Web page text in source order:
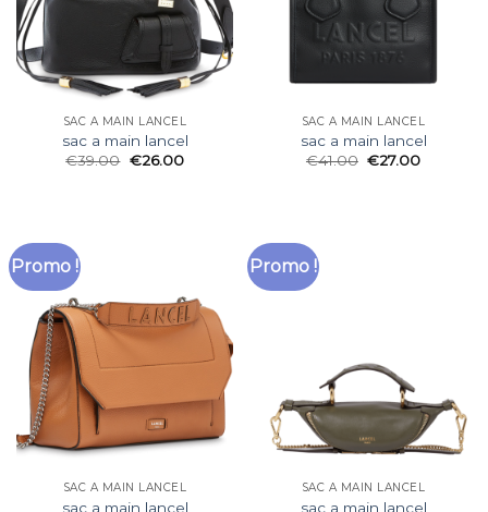
SAC A MAIN LANCEL
sac a main lancel
€39.00 €26.00
SAC A MAIN LANCEL
sac a main lancel
€41.00 €27.00
Promo !
SAC A MAIN LANCEL
sac a main lancel
Promo !
SAC A MAIN LANCEL
sac a main lancel